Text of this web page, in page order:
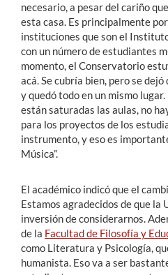
necesario, a pesar del cariño
esta casa. Es principalmente
instituciones que son el
con un número de estudiantes
momento, el Conservatorio
acá. Se cubría bien, pero se
y quedó todo en un mismo
están saturadas las aulas, no
para los proyectos de los
instrumento, y eso es
Música”.
El académico indicó que el
Estamos agradecidos de que la
inversión de considerarnos.
de la Facultad de Filosofía y
como Literatura y Psicología,
humanista. Eso va a ser